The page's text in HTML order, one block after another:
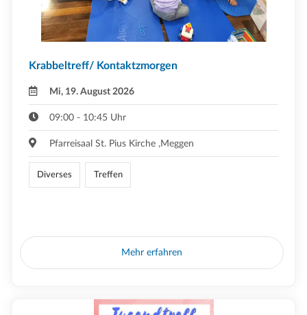
Krabbeltreff/ Kontaktzmorgen
Mi, 19. August 2026
09:00 - 10:45 Uhr
Pfarreisaal St. Pius Kirche ,Meggen
Diverses Treffen
Mehr erfahren